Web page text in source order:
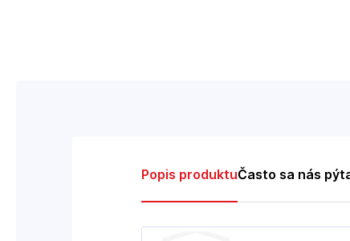
Popis produktuČasto sa nás